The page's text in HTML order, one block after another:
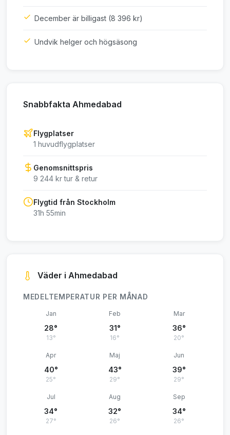
December är billigast (8 396 kr)
Undvik helger och högsäsong
Snabbfakta Ahmedabad
Flygplatser
1 huvudflygplatser
Genomsnittspris
9 244 kr tur & retur
Flygtid från Stockholm
31h 55min
Väder i Ahmedabad
MEDELTEMPERATUR PER MÅNAD
Jan
28°
13°
Feb
31°
16°
Mar
36°
20°
Apr
40°
25°
Maj
43°
29°
Jun
39°
29°
Jul
34°
27°
Aug
32°
26°
Sep
34°
26°